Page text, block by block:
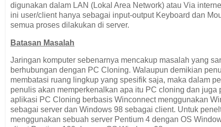
digunakan dalam LAN (Lokal Area Network) atau Via
ini user/client hanya sebagai input-output Keyboard dan
semua proses dilakukan di server.
Batasan Masalah
Jaringan komputer sebenarnya mencakup masalah yang
berhubungan dengan PC Cloning. Walaupun demikian
membatasi ruang lingkup yang spesifik saja, maka dalam
penulis akan memperkenalkan apa itu PC cloning dan juga
aplikasi PC Cloning berbasis Winconnect menggunakan
sebagai server dan Windows 98 sebagai client. Untuk
menggunakan sebuah server Pentium 4 dengan OS